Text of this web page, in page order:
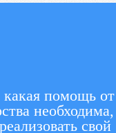
какая помощь от
необходима,
свой